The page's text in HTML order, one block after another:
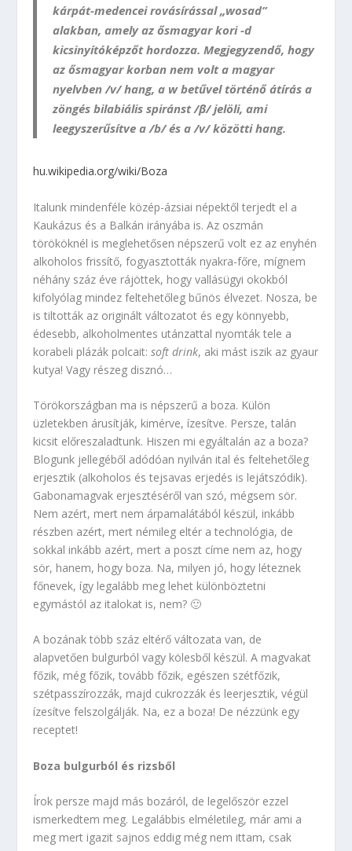
kárpát-medencei rovásírással „wosad”
alakban, amely az ősmagyar kori -d
kicsinyítóképzőt hordozza. Megjegyzendő, hogy
az ősmagyar korban nem volt a magyar
nyelvben /v/ hang, a w betűvel történő átírás a
zöngés bilabiális spiránst /β/ jelöli, ami
leegyszerűsítve a /b/ és a/v/ közötti hang.
hu.wikipedia.org/wiki/Boza
Italunk mindenféle közép-ázsiai népektől terjedt el a
Kaukázus és a Balkán irányába is. Az oszmán
törököknél is meglehetősen népszerű volt ez az enyhén
alkoholos frissítő, fogyasztották nyakra-főre, mígnem
néhány száz éve rájöttek, hogy vallásügyi okokból
kifolyólag mindez feltehetőleg bűnös élvezet. Nosza, be
is tiltották az originált változatot és egy könnyebb,
édesebb, alkoholmentes utánzattal nyomták tele a
korabeli plázák polcait:soft drink, aki mást iszik az gyaur
kutya! Vagy részeg disznó…
Törökországban ma is népszerű a boza. Külön
üzletekben árusítják, kimérve, ízesítve. Persze, talán
kicsit előreszaladtunk. Hiszen mi egyáltalán az a boza?
Blogunk jellegéből adódóan nyilván ital és feltehetőleg
erjesztik (alkoholos és tejsavas erjedés is lejátszódik).
Gabonamagvak erjesztéséről van szó, mégsem sör.
Nem azért, mert nem árpamalátából készül, inkább
részben azért, mert némileg eltér a technológia, de
sokkal inkább azért, mert a poszt címe nem az, hogy
sör, hanem, hogy boza. Na, milyen jó, hogy léteznek
főnevek, így legalább meg lehet különböztetni
egymástól az italokat is, nem? 🙂
A bozának több száz eltérő változata van, de
alapvetően bulgurból vagy kölesből készül. A magvakat
főzik, még főzik, tovább főzik, egészen szétfőzik,
szétpasszírozzák, majd cukrozzák és leerjesztik, végül
ízesítve felszolgálják. Na, ez a boza! De nézzünk egy
receptet!
Boza bulgurból és rizsből
Írok persze majd más bozáról, de legelőször ezzel
ismerkedtem meg. Legalábbis elméletileg, már ami a
meg mert igazit sajnos eddig még nem ittam, csak